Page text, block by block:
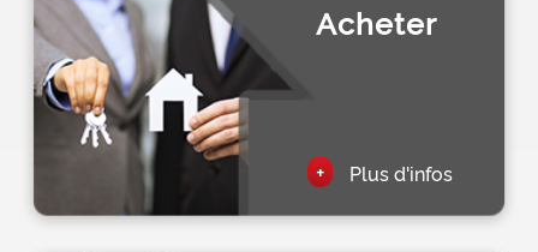
Acheter
+ Plus d'infos